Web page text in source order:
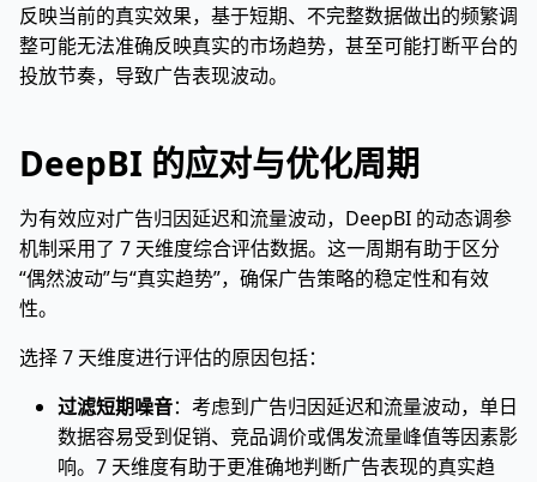
反映当前的真实效果，基于短期、不完整数据做出的频繁调
整可能无法准确反映真实的市场趋势，甚至可能打断平台的
投放节奏，导致广告表现波动。
DeepBI 的应对与优化周期
为有效应对广告归因延迟和流量波动，DeepBI 的动态调参
机制采用了 7 天维度综合评估数据。这一周期有助于区分
“偶然波动”与“真实趋势”，确保广告策略的稳定性和有效
性。
选择 7 天维度进行评估的原因包括：
过滤短期噪音：考虑到广告归因延迟和流量波动，单日
数据容易受到促销、竞品调价或偶发流量峰值等因素影
响。7 天维度有助于更准确地判断广告表现的真实趋